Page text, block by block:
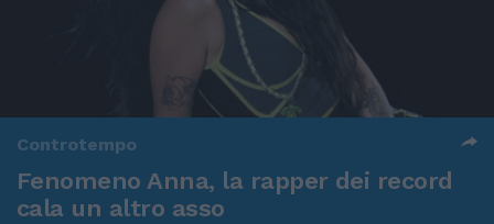
Controtempo
Fenomeno Anna, la rapper dei record
cala un altro asso